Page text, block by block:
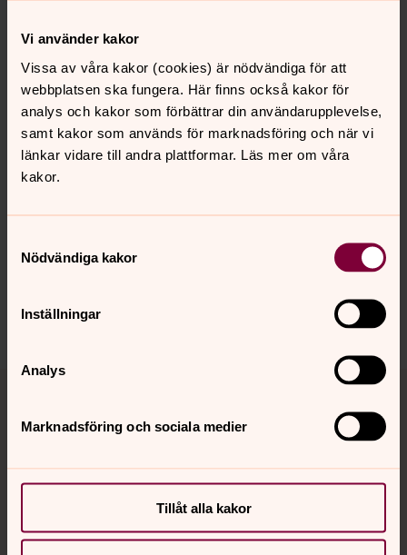
Vi använder kakor
Vissa av våra kakor (cookies) är nödvändiga för att
webbplatsen ska fungera. Här finns också kakor för
analys och kakor som förbättrar din användarupplevelse,
samt kakor som används för marknadsföring och när vi
länkar vidare till andra plattformar. Läs mer om våra
kakor.
Nödvändiga kakor
Inställningar
Analys
Marknadsföring och sociala medier
Tillåt alla kakor
Här kan du läsa mer om...
Barn- och ungdomdskörer och rytmik
Senast ändrad 18 augusti 2025
hoerby.forsamling@svenskakyrkan.se
Tillbaka till toppen
Tillbaka till innehållet
Kontakt
Kalender